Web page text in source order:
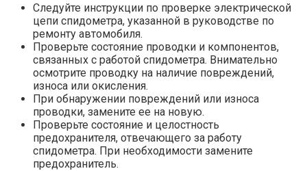
Следуйте инструкции по проверке электрической
цепи спидометра, указанной в руководстве по
ремонту автомобиля.
Проверьте состояние проводки и компонентов,
связанных с работой спидометра. Внимательно
осмотрите проводку на наличие повреждений,
износа или окисления.
При обнаружении повреждений или износа
проводки, замените ее на новую.
Проверьте состояние и целостность
предохранителя, отвечающего за работу
спидометра. При необходимости замените
предохранитель.